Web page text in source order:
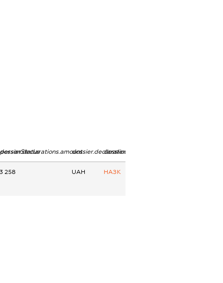
dossier.declarations.amountdossier.declarations.currency
dossier.declarations.source
3 258 UAH НАЗК